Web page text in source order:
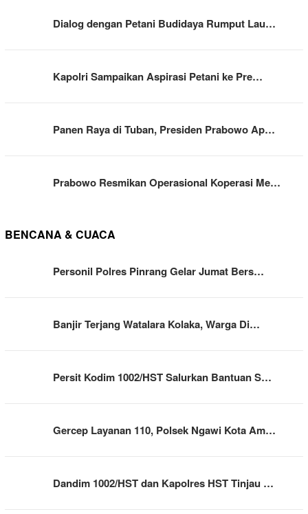
Dialog dengan Petani Budidaya Rumput Lau…
Kapolri Sampaikan Aspirasi Petani ke Pre…
Panen Raya di Tuban, Presiden Prabowo Ap…
Prabowo Resmikan Operasional Koperasi Me…
BENCANA & CUACA
Personil Polres Pinrang Gelar Jumat Bers…
Banjir Terjang Watalara Kolaka, Warga Di…
Persit Kodim 1002/HST Salurkan Bantuan S…
Gercep Layanan 110, Polsek Ngawi Kota Am…
Dandim 1002/HST dan Kapolres HST Tinjau …